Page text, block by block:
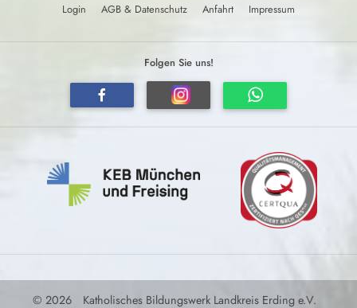
Login AGB & Datenschutz Anfahrt Impressum
Folgen Sie uns!
© 2026 Katholisches Bildungswerk Landkreis Erding e.V.